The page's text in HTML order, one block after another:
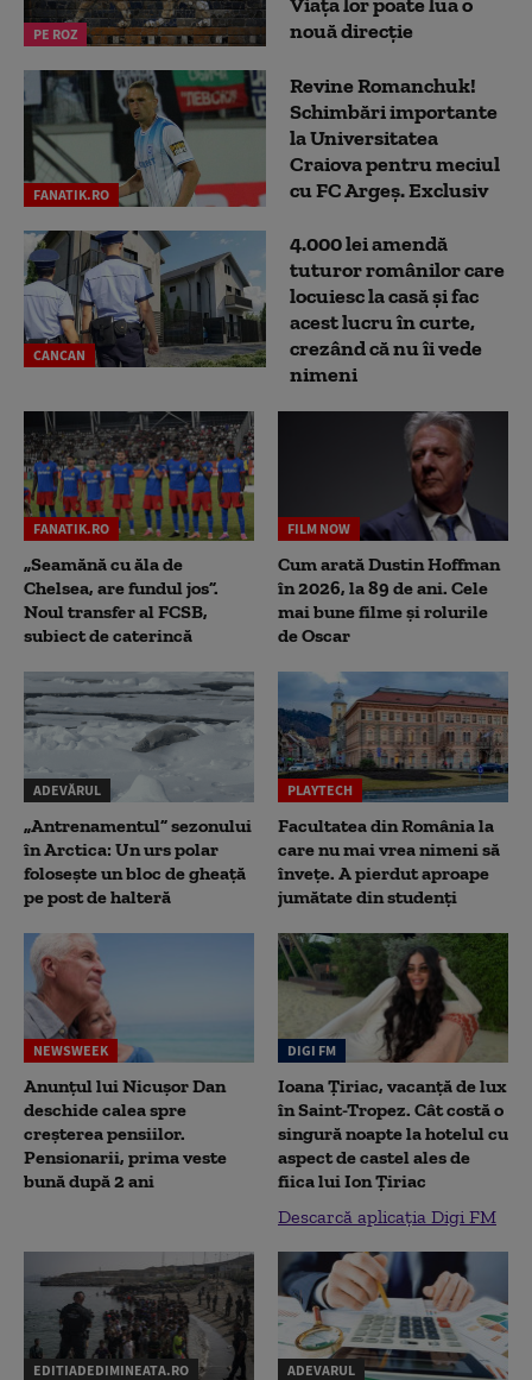
PE ROZ
nouă direcție
FANATIK.RO
Revine Romanchuk!
Schimbări importante
la Universitatea
Craiova pentru meciul
cu FC Argeş. Exclusiv
CANCAN
4.000 lei amendă
tuturor românilor care
locuiesc la casă și fac
acest lucru în curte,
crezând că nu îi vede
nimeni
FANATIK.RO
„Seamănă cu ăla de
Chelsea, are fundul jos”.
Noul transfer al FCSB,
subiect de caterincă
FILM NOW
Cum arată Dustin Hoffman
în 2026, la 89 de ani. Cele
mai bune filme și rolurile
de Oscar
ADEVĂRUL
„Antrenamentul” sezonului
în Arctica: Un urs polar
folosește un bloc de gheață
pe post de halteră
PLAYTECH
Facultatea din România la
care nu mai vrea nimeni să
înveţe. A pierdut aproape
jumătate din studenţi
NEWSWEEK
Anunțul lui Nicușor Dan
deschide calea spre
creșterea pensiilor.
Pensionarii, prima veste
bună după 2 ani
DIGI FM
Ioana Țiriac, vacanță de lux
în Saint-Tropez. Cât costă o
singură noapte la hotelul cu
aspect de castel ales de
fiica lui Ion Țiriac
Descarcă aplicația Digi FM
EDITIADEDIMINEATA.RO ADEVARUL